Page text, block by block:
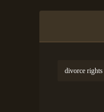
divorce rights